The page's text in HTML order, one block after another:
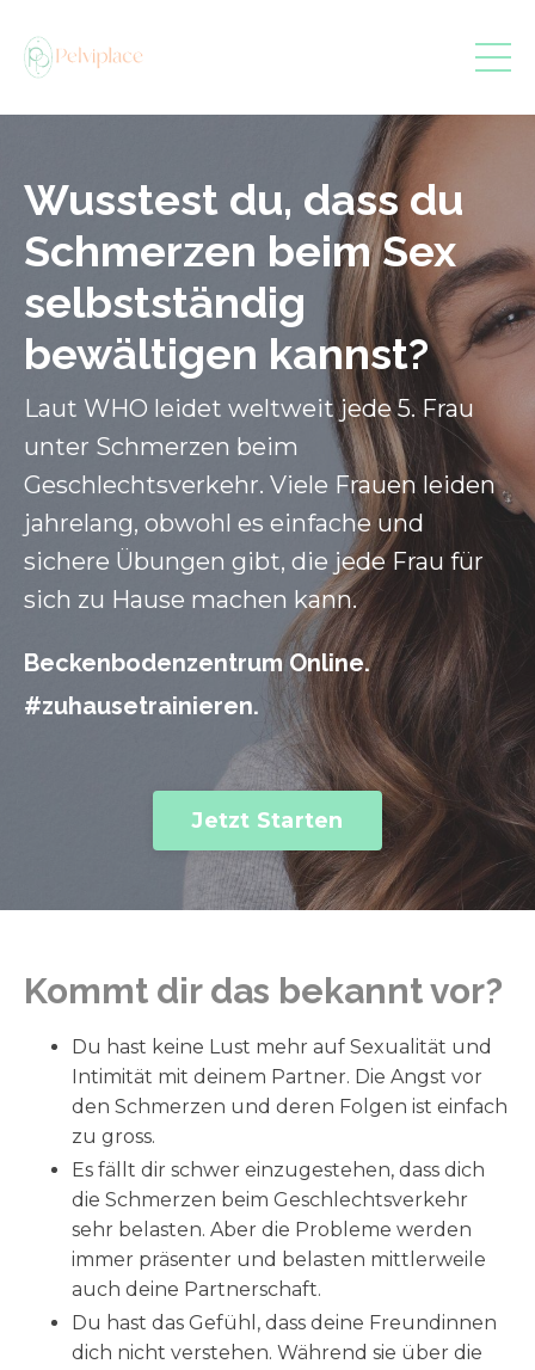
Wusstest du, dass du
Schmerzen beim Sex
selbstständig
bewältigen kannst?
Laut WHO leidet weltweit jede 5. Frau
unter Schmerzen beim
Geschlechtsverkehr. Viele Frauen leiden
jahrelang, obwohl es einfache und
sichere Übungen gibt, die jede Frau für
sich zu Hause machen kann.
Beckenbodenzentrum Online.
#zuhausetrainieren.
Jetzt Starten
Kommt dir das bekannt vor?
Du hast keine Lust mehr auf Sexualität und
Intimität mit deinem Partner. Die Angst vor
den Schmerzen und deren Folgen ist einfach
zu gross.
Es fällt dir schwer einzugestehen, dass dich
die Schmerzen beim Geschlechtsverkehr
sehr belasten. Aber die Probleme werden
immer präsenter und belasten mittlerweile
auch deine Partnerschaft.
Du hast das Gefühl, dass deine Freundinnen
dich nicht verstehen. Während sie über die